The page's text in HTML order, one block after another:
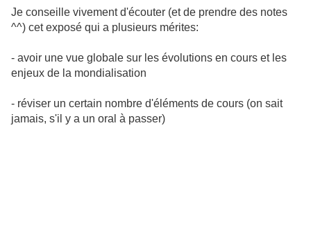
Je conseille vivement d'écouter (et de prendre des notes
^^) cet exposé qui a plusieurs mérites:
- avoir une vue globale sur les évolutions en cours et les
enjeux de la mondialisation
- réviser un certain nombre d'éléments de cours (on sait
jamais, s'il y a un oral à passer)